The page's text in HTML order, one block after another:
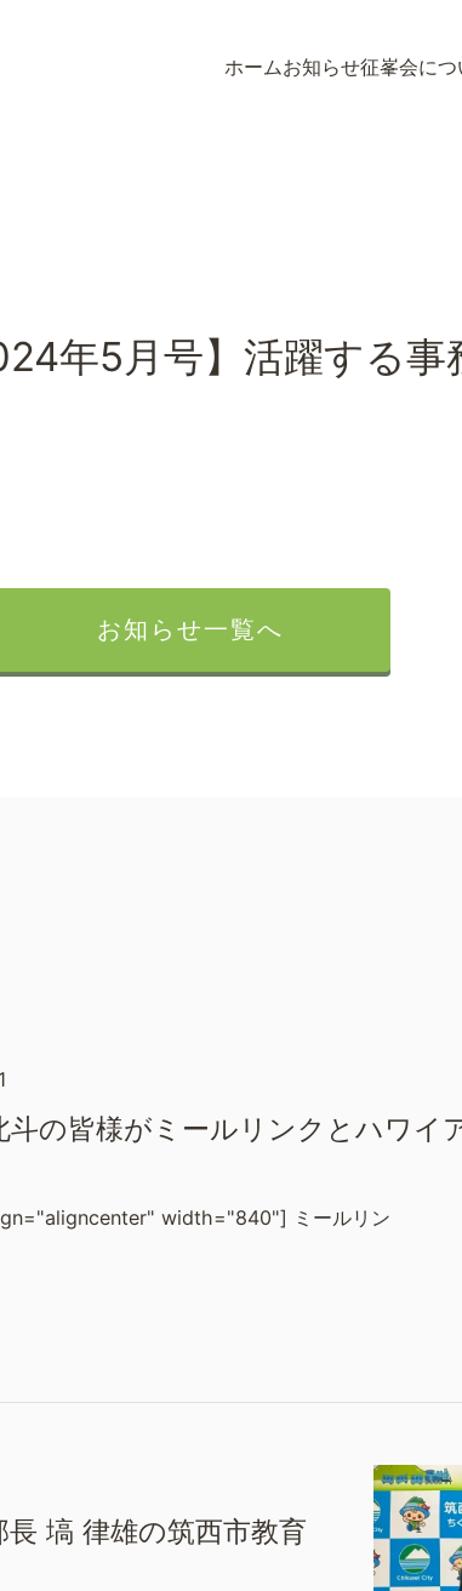
ホームお知らせ征峯会につ
年5月号】活躍する事
お知らせ一覧へ
斗の皆様がミールリンクとハワイ
width="840"] ミールリン
塙 律雄の筑西市教育